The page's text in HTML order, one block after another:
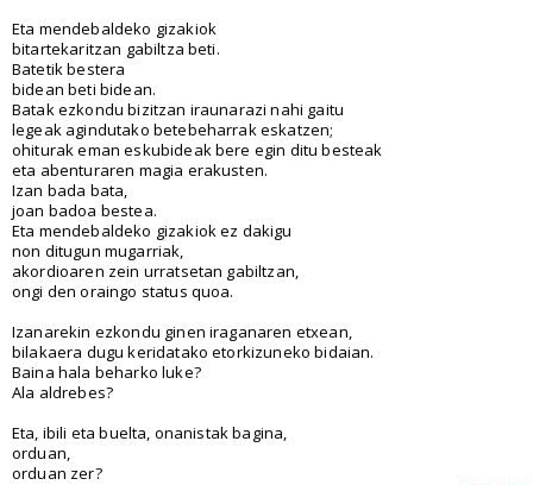
Eta mendebaldeko gizakiok
bitartekaritzan gabiltza beti.
Batetik bestera
bidean beti bidean.
Batak ezkondu bizitzan iraunarazi nahi gaitu
legeak agindutako betebeharrak eskatzen;
ohiturak eman eskubideak bere egin ditu besteak
eta abenturaren magia erakusten.
Izan bada bata,
joan badoa bestea.
Eta mendebaldeko gizakiok ez dakigu
non ditugun mugarriak,
akordioaren zein urratsetan gabiltzan,
ongi den oraingo status quoa.
Izanarekin ezkondu ginen iraganaren etxean,
bilakaera dugu keridatako etorkizuneko bidaian.
Baina hala beharko luke?
Ala aldrebes?
Eta, ibili eta buelta, onanistak bagina,
orduan,
orduan zer?